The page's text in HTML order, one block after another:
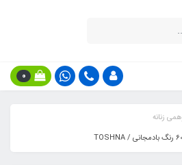
0
زنانه